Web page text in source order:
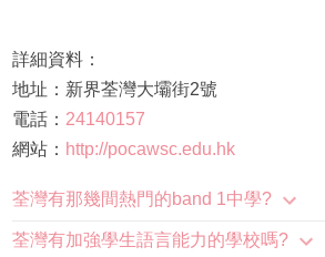
詳細資料：
地址：新界荃灣大壩街2號
電話： 24140157
網站： http://pocawsc.edu.hk
荃灣有那幾間熱門的band 1中學?
荃灣有加強學生語言能力的學校嗎?